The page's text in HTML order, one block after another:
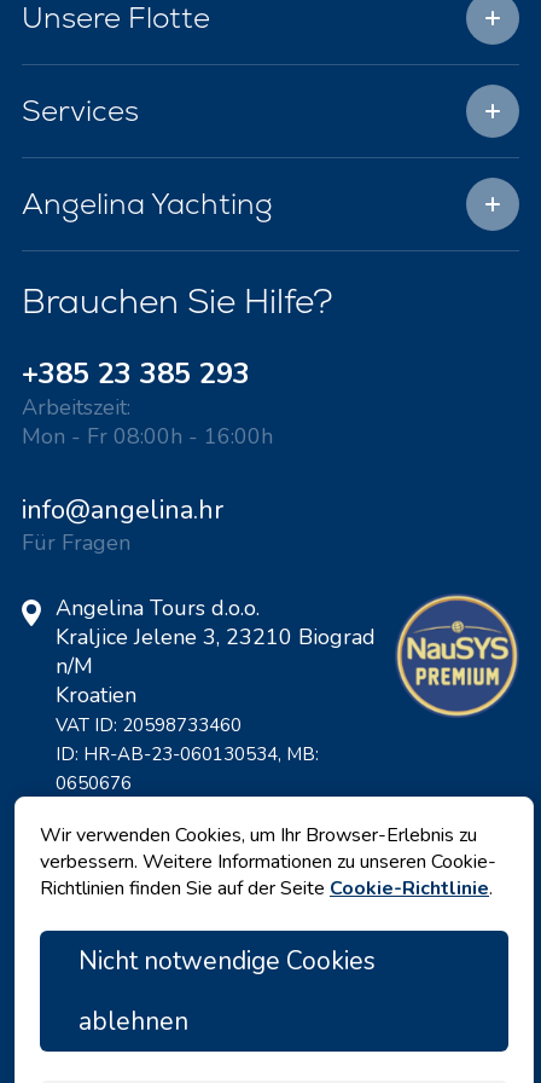
Unsere Flotte
Services
Angelina Yachting
Brauchen Sie Hilfe?
+385 23 385 293
Arbeitszeit:
Mon - Fr 08:00h - 16:00h
info@angelina.hr
Für Fragen
Angelina Tours d.o.o.
Kraljice Jelene 3, 23210 Biograd
n/M
Kroatien
VAT ID: 20598733460
ID: HR-AB-23-060130534, MB:
0650676
Wir verwenden Cookies, um Ihr Browser-Erlebnis zu
verbessern. Weitere Informationen zu unseren Cookie-
Richtlinien finden Sie auf der Seite Cookie-Richtlinie.
Nicht notwendige Cookies
ablehnen